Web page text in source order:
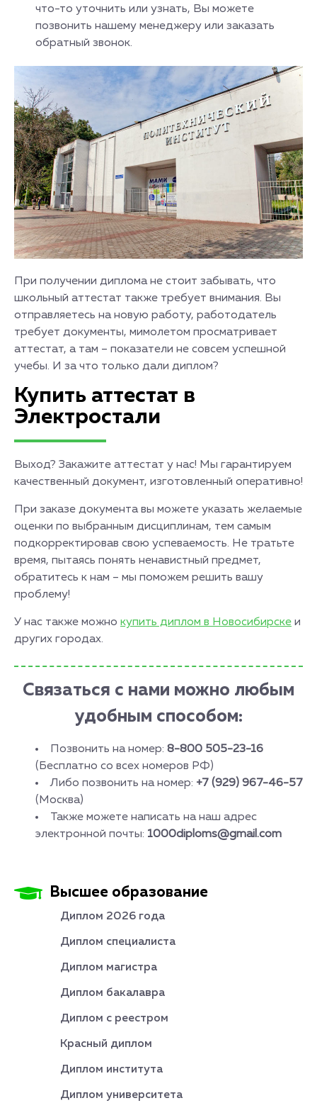
что-то уточнить или узнать, Вы можете
позвонить нашему менеджеру или заказать
обратный звонок.
При получении диплома не стоит забывать, что
школьный аттестат также требует внимания. Вы
отправляетесь на новую работу, работодатель
требует документы, мимолетом просматривает
аттестат, а там – показатели не совсем успешной
учебы. И за что только дали диплом?
Купить аттестат в
Электростали
Выход? Закажите аттестат у нас! Мы гарантируем
качественный документ, изготовленный оперативно!
При заказе документа вы можете указать желаемые
оценки по выбранным дисциплинам, тем самым
подкорректировав свою успеваемость. Не тратьте
время, пытаясь понять ненавистный предмет,
обратитесь к нам – мы поможем решить вашу
проблему!
У нас также можно купить диплом в Новосибирске и
других городах.
Связаться с нами можно любым
удобным способом:
Позвонить на номер: 8-800 505-23-16
(Бесплатно со всех номеров РФ)
Либо позвонить на номер: +7 (929) 967-46-57
(Москва)
Также можете написать на наш адрес
электронной почты: 1000diploms@gmail.com
Высшее образование
Диплом 2026 года
Диплом специалиста
Диплом магистра
Диплом бакалавра
Диплом с реестром
Красный диплом
Диплом института
Диплом университета